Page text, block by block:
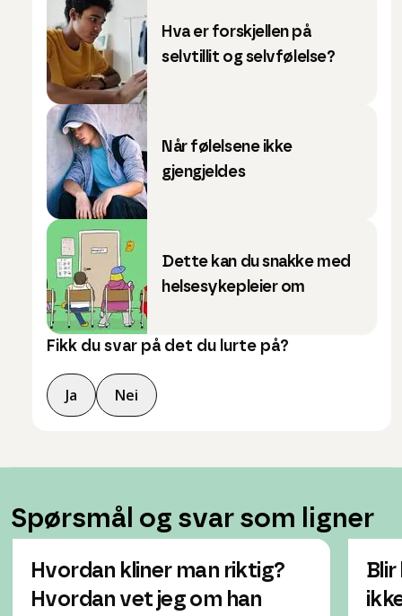
Hva er forskjellen på
selvtillit og selvfølelse?
Når følelsene ikke
gjengjeldes
Dette kan du snakke med
helsesykepleier om
Fikk du svar på det du lurte på?
Ja Nei
Spørsmål og svar som ligner
Hvordan kliner man riktig?
Hvordan vet jeg om han